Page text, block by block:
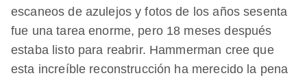
escaneos de azulejos y fotos de los años sesenta
fue una tarea enorme, pero 18 meses después
estaba listo para reabrir. Hammerman cree que
esta increíble reconstrucción ha merecido la pena